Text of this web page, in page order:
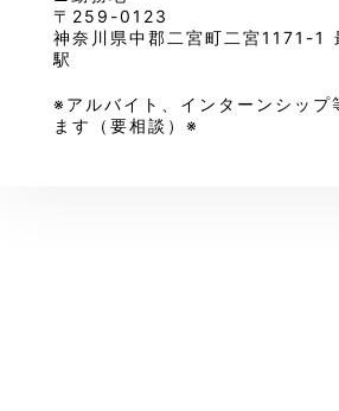
〒259-0123
神奈川県中郡二宮町二宮1171-1
駅
※アルバイト、インターンシップ
ます（要相談）※